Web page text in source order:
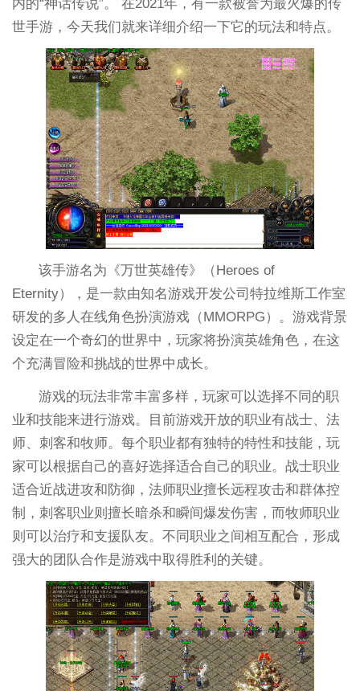
内的“神话传说”。 在2021年，有一款被誉为最火爆的传
世手游，今天我们就来详细介绍一下它的玩法和特点。
该手游名为《万世英雄传》（Heroes of
Eternity），是一款由知名游戏开发公司特拉维斯工作室
研发的多人在线角色扮演游戏（MMORPG）。游戏背景
设定在一个奇幻的世界中，玩家将扮演英雄角色，在这
个充满冒险和挑战的世界中成长。
游戏的玩法非常丰富多样，玩家可以选择不同的职
业和技能来进行游戏。目前游戏开放的职业有战士、法
师、刺客和牧师。每个职业都有独特的特性和技能，玩
家可以根据自己的喜好选择适合自己的职业。战士职业
适合近战进攻和防御，法师职业擅长远程攻击和群体控
制，刺客职业则擅长暗杀和瞬间爆发伤害，而牧师职业
则可以治疗和支援队友。不同职业之间相互配合，形成
强大的团队合作是游戏中取得胜利的关键。